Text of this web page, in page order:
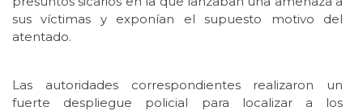
sus víctimas y exponían el supuesto motivo del
atentado.
Las autoridades correspondientes realizaron un
fuerte despliegue policial para localizar a los